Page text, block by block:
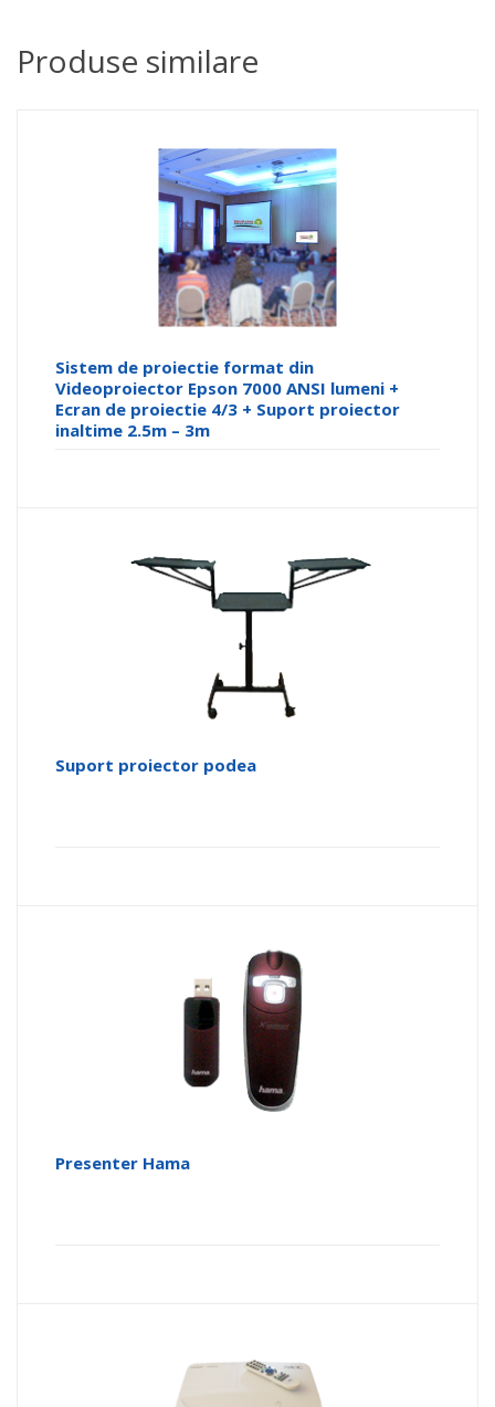
Produse similare
Sistem de proiectie format din
Videoproiector Epson 7000 ANSI lumeni +
Ecran de proiectie 4/3 + Suport proiector
inaltime 2.5m – 3m
Suport proiector podea
Presenter Hama